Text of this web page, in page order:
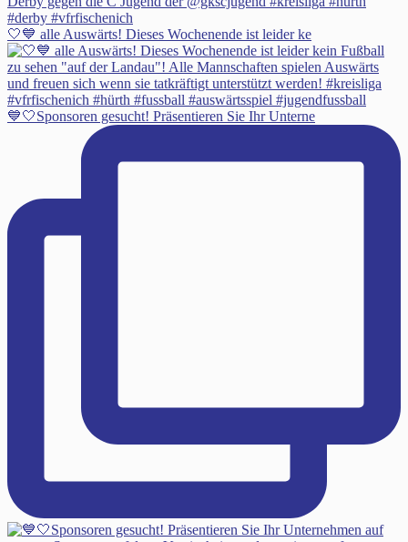
🤍💙 alle Auswärts! Dieses Wochenende ist leider ke
💙🤍Sponsoren gesucht! Präsentieren Sie Ihr Unterne